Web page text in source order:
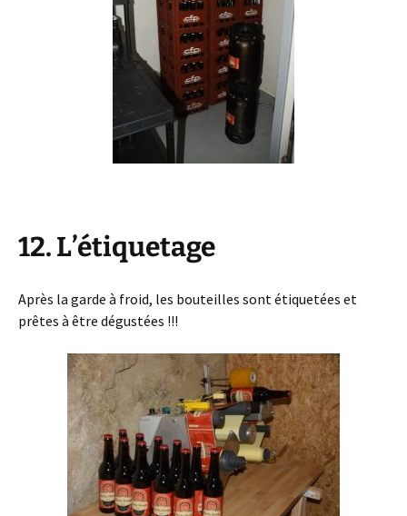
12. L’étiquetage
Après la garde à froid, les bouteilles sont étiquetées et
prêtes à être dégustées !!!